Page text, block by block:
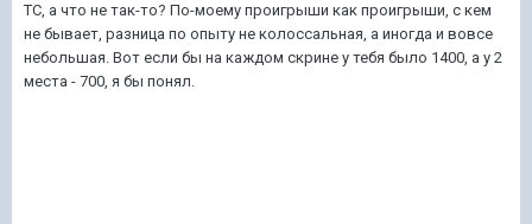
ТС, а что не так-то? По-моему проигрыши как проигрыши, с кем
не бывает, разница по опыту не колоссальная, а иногда и вовсе
небольшая. Вот если бы на каждом скрине у тебя было 1400, а у 2
места - 700, я бы понял.